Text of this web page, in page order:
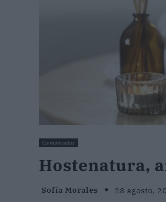
Comunicados
Hostenatura,
Sofía Morales 28 agosto,